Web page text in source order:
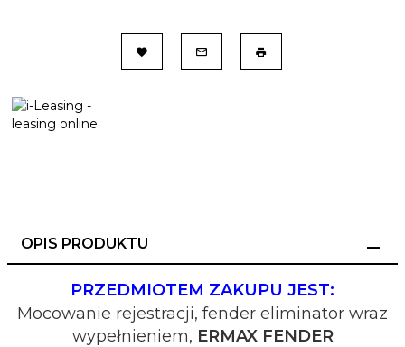
OPIS PRODUKTU
PRZEDMIOTEM ZAKUPU JEST:
Mocowanie rejestracji, fender eliminator wraz
wypełnieniem, ERMAX FENDER